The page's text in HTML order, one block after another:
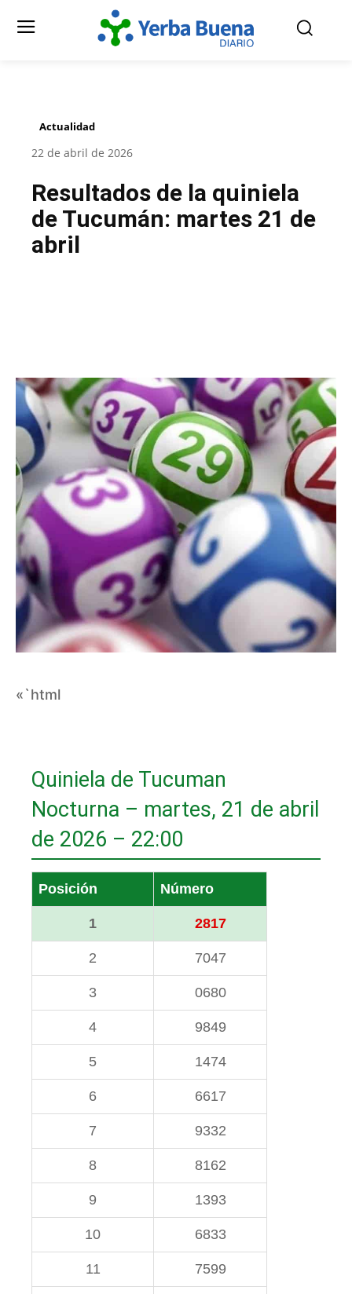
Actualidad
22 de abril de 2026
Resultados de la quiniela
de Tucumán: martes 21 de
abril
«`html
Quiniela de Tucuman
Nocturna – martes, 21 de abril
de 2026 – 22:00
Posición Número
1 2817
2 7047
3 0680
4 9849
5 1474
6 6617
7 9332
8 8162
9 1393
10 6833
11 7599